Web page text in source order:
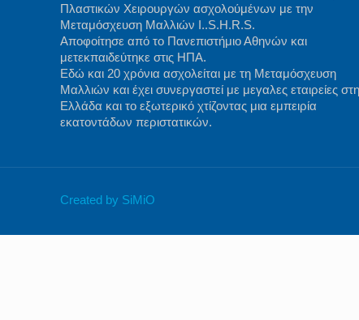
Πλαστικών Χειρουργών ασχολούμένων με την
Μεταμόσχευση Μαλλιών I..S.H.R.S.
Αποφοίτησε από το Πανεπιστήμιο Αθηνών και
μετεκπαιδεύτηκε στις ΗΠΑ.
Εδώ και 20 χρόνια ασχολείται με τη Μεταμόσχευση
Μαλλιών και έχει συνεργαστεί με μεγαλες εταιρείες
Ελλάδα και το εξωτερικό χτίζοντας μια εμπειρία
εκατοντάδων περιστατικών.
Created by SiMiO